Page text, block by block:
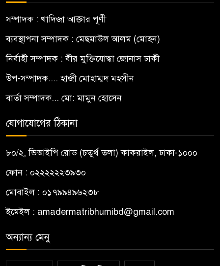
সম্পাদক : খাদিজা আক্তার পূর্ণী
ব্যবস্থাপনা সম্পাদক : মেছমাউল আলম (মোহন)
নির্বাহী সম্পাদক : বীর মুক্তিযোদ্ধা জোনাস ঢাকী
উপ-সম্পাদক.... হাজী মোহাম্মদ মহসীন
বার্তা সম্পাদক... মো: মামুন হোসেন
যোগাযোগের ঠিকানা
৮০/২, ভিআইপি রোড (চতুর্থ তলা) কাকরাইল, ঢাকা-১০০০
ফোন : ০২২২২২২৩৯৩০
মোবাইল : ০১৭৯৯৪৯৬২৩৮
ইমেইল : amadermatribhumibd@gmail.com
অন্যান্য মেনু